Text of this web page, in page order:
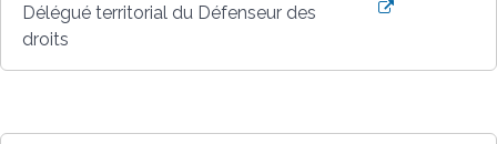
Délégué territorial du Défenseur des
droits